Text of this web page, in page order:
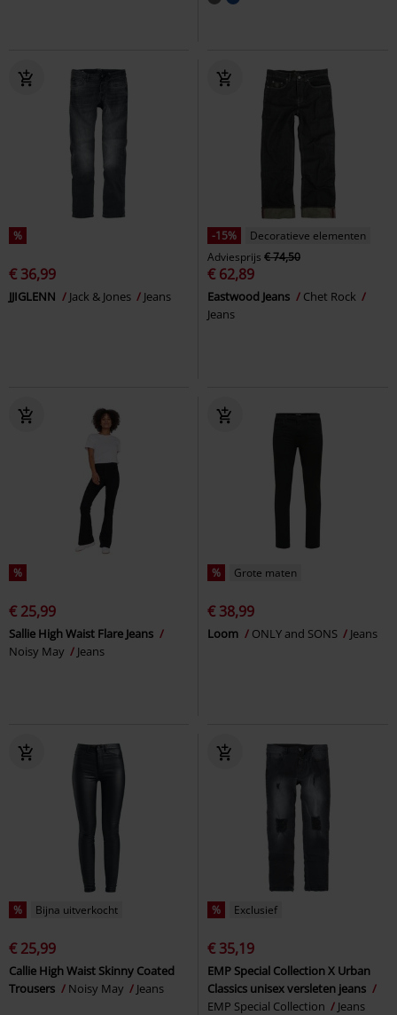
%
€ 36,99
JJIGLENN Jack & Jones Jeans
-15%
Decoratieve elementen
Adviesprijs € 74,50
€ 62,89
Eastwood Jeans
Chet Rock
Jeans
%
€ 25,99
Sallie High Waist Flare Jeans
Noisy May
Jeans
% Grote maten
€ 38,99
Loom ONLY and SONS Jeans
% Bijna uitverkocht
€ 25,99
Callie High Waist Skinny Coated
Trousers
Noisy May Jeans
% Exclusief
€ 35,19
EMP Special Collection X Urban
Classics unisex versleten jeans
EMP Special Collection
Jeans